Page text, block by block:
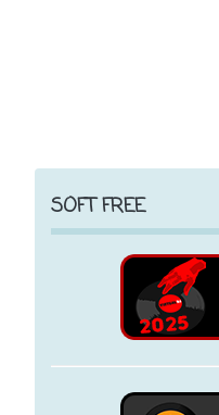
SOFT FREE